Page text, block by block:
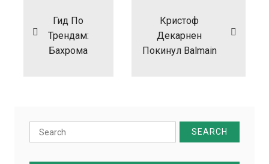
записямГид По
Трендам:
Бахрома
Кристоф
Декарнен
Покинул Balmain
Search
for: